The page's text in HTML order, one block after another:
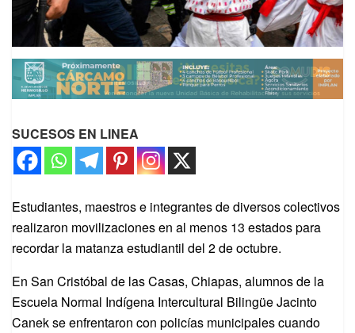
SUCESOS EN LINEA
Estudiantes, maestros e integrantes de diversos colectivos
realizaron movilizaciones en al menos 13 estados para
recordar la matanza estudiantil del 2 de octubre.
En San Cristóbal de las Casas, Chiapas, alumnos de la
Escuela Normal Indígena Intercultural Bilingüe Jacinto
Canek se enfrentaron con policías municipales cuando